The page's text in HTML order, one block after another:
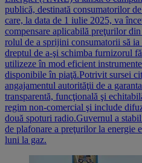
publică, destinată consumatorilor
care, la data de 1 iulie 2025, va
compensare aplicabilă preţurilor
rolul de a sprijini consumatorii să
dreptul de a-şi schimba furnizorul
utilizeze în mod eficient
disponibile în piaţă.Potrivit sursei
angajamentul autorităţii de a
transparentă, funcţională şi
regim non-comercial şi include
două spoturi radio.Guvernul a
de plafonare a preţurilor la energie
luni la gaz.